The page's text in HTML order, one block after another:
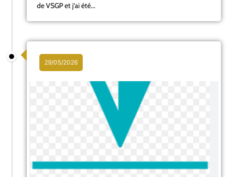
de VSGP et j’ai été...
29/05/2026